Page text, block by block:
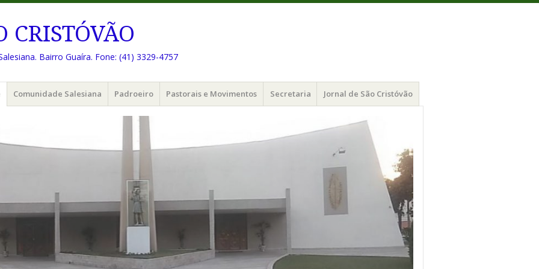
CRISTÓVÃO
Bairro Guaíra. Fone: (41) 3329-4757
Comunidade Salesiana Padroeiro Pastorais e Movimentos Secretaria Jornal de São Cristóvão